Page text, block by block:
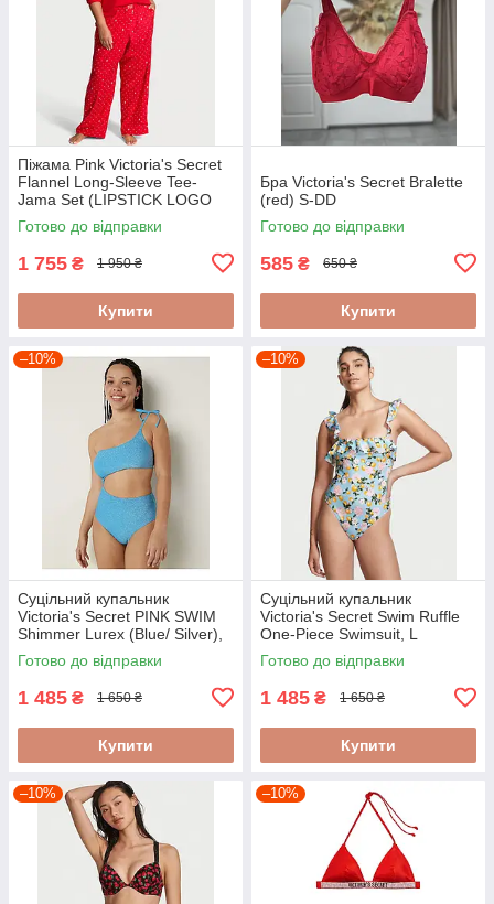
Піжама Pink Victoria's Secret
Flannel Long-Sleeve Tee-
Jama Set (LIPSTICK LOGO
DOTS), S
Готово до відправки
1 755 ₴ 1 950 ₴
Купити
Бра Victoria's Secret Bralette
(red) S-DD
Готово до відправки
585 ₴ 650 ₴
Купити
–10%
Суцільний купальник
Victoria's Secret PINK SWIM
Shimmer Lurex (Blue/ Silver),
M
Готово до відправки
1 485 ₴ 1 650 ₴
Купити
–10%
Суцільний купальник
Victoria's Secret Swim Ruffle
One-Piece Swimsuit, L
Готово до відправки
1 485 ₴ 1 650 ₴
Купити
–10% –10%